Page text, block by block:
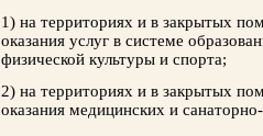
1) на территориях и в закрытых
оказания услуг в системе
физической культуры и спорта;
2) на территориях и в закрытых
оказания медицинских и